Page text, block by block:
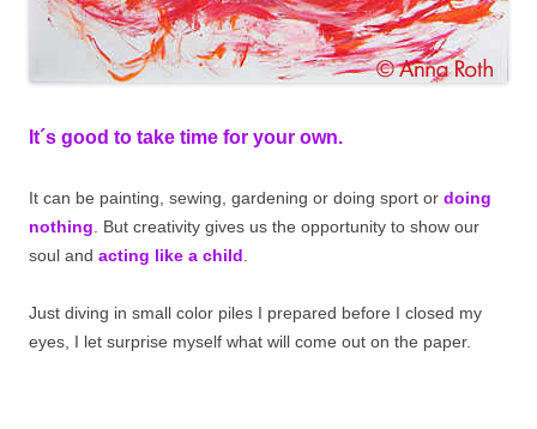
It´s good to take time for your own.
It can be painting, sewing, gardening or doing sport or doing
nothing. But creativity gives us the opportunity to show our
soul and acting like a child.
Just diving in small color piles I prepared before I closed my
eyes, I let surprise myself what will come out on the paper.